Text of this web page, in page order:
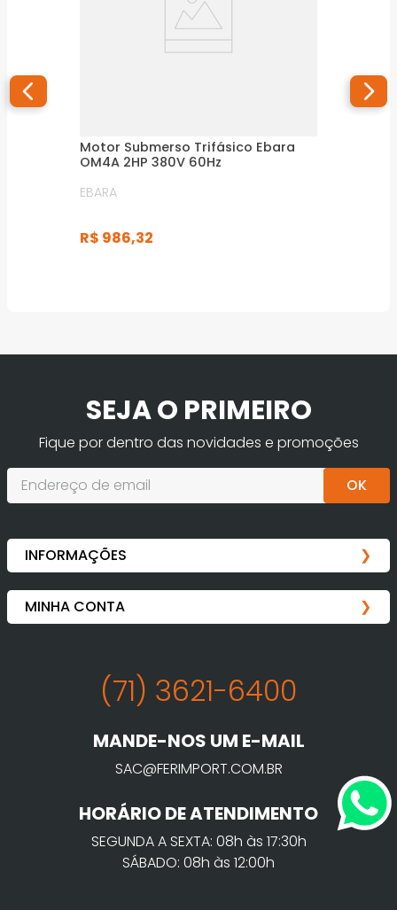
Motor Submerso Trifásico Ebara
OM4A 2HP 380V 60Hz
EBARA
R$ 986,32
SEJA O PRIMEIRO
Fique por dentro das novidades e promoções
OK
(71) 3621-6400
MANDE-NOS UM E-MAIL
SAC@FERIMPORT.COM.BR
HORÁRIO DE ATENDIMENTO
SEGUNDA A SEXTA: 08h às 17:30h
SÁBADO: 08h às 12:00h